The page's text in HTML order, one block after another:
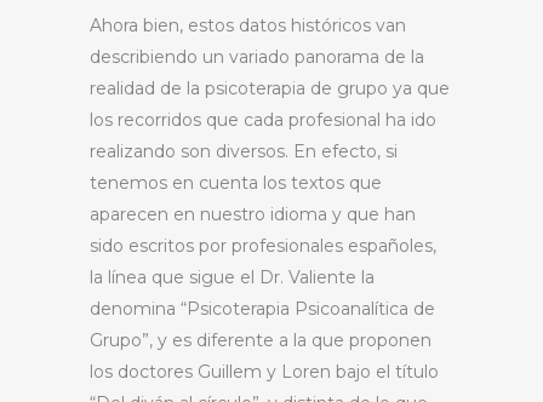
Ahora bien, estos datos históricos van
describiendo un variado panorama de la
realidad de la psicoterapia de grupo ya que
los recorridos que cada profesional ha ido
realizando son diversos. En efecto, si
tenemos en cuenta los textos que
aparecen en nuestro idioma y que han
sido escritos por profesionales españoles,
la línea que sigue el Dr. Valiente la
denomina “Psicoterapia Psicoanalítica de
Grupo”, y es diferente a la que proponen
los doctores Guillem y Loren bajo el título